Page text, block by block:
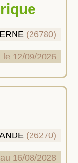
(26780)
le 12/09/2026
(26270)
16/08/2028